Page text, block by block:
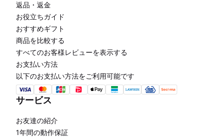
返品・返金
お役立ちガイド
おすすめギフト
商品を比較する
すべてのお客様レビューを表示する
お支払い方法
以下のお支払い方法をご利用可能です
サービス
お友達の紹介
1年間の動作保証